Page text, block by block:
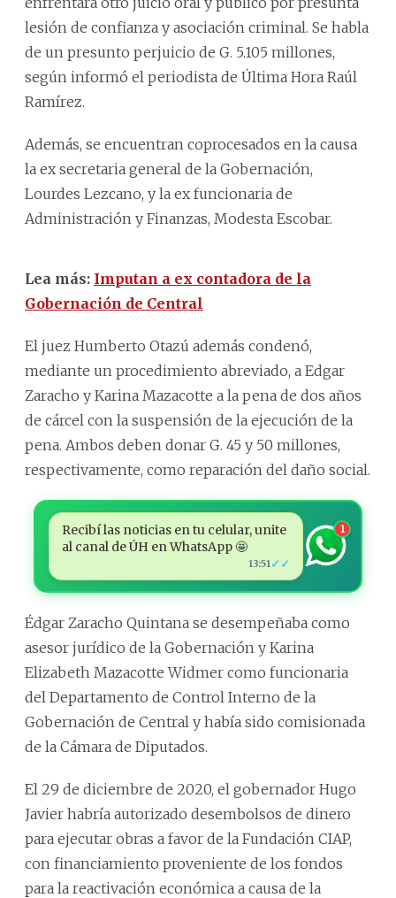
lesión de confianza y asociación criminal. Se habla
de un presunto perjuicio de G. 5.105 millones,
según informó el periodista de Última Hora Raúl
Ramírez.
Además, se encuentran coprocesados en la causa
la ex secretaria general de la Gobernación,
Lourdes Lezcano, y la ex funcionaria de
Administración y Finanzas, Modesta Escobar.
Lea más: Imputan a ex contadora de la
Gobernación de Central
El juez Humberto Otazú además condenó,
mediante un procedimiento abreviado, a Edgar
Zaracho y Karina Mazacotte a la pena de dos años
de cárcel con la suspensión de la ejecución de la
pena. Ambos deben donar G. 45 y 50 millones,
respectivamente, como reparación del daño social.
Recibí las noticias en tu celular, unite
al canal de ÚH en WhatsApp 🤩
13:51 ✓✓
1
Édgar Zaracho Quintana se desempeñaba como
asesor jurídico de la Gobernación y Karina
Elizabeth Mazacotte Widmer como funcionaria
del Departamento de Control Interno de la
Gobernación de Central y había sido comisionada
de la Cámara de Diputados.
El 29 de diciembre de 2020, el gobernador Hugo
Javier habría autorizado desembolsos de dinero
para ejecutar obras a favor de la Fundación CIAP,
con financiamiento proveniente de los fondos
para la reactivación económica a causa de la